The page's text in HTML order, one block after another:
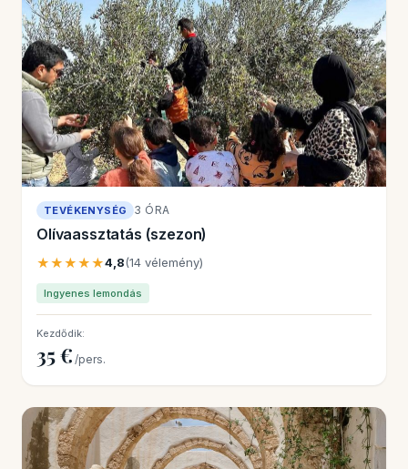
TEVÉKENYSÉG 3 ÓRA
Olívaassztatás (szezon)
★★★★★4,8(14 vélemény)
Ingyenes lemondás
Kezdődik:
35 € /pers.